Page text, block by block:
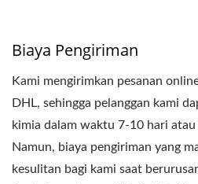
Biaya Pengiriman
Kami mengirimkan pesanan
DHL, sehingga pelanggan kami
kimia dalam waktu 7-10 hari
Namun, biaya pengiriman yang
kesulitan bagi kami saat